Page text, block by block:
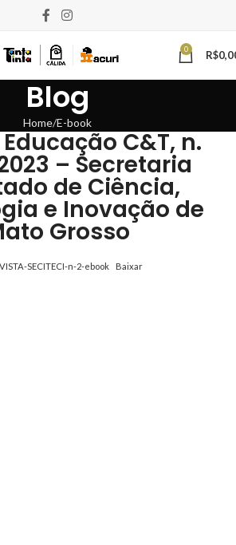
0 R$
Blog
Home E-book
C&T, n.
– Secretaria
de Ciência,
e Inovação de
Grosso
SECITECI-n-2-ebook Baixar